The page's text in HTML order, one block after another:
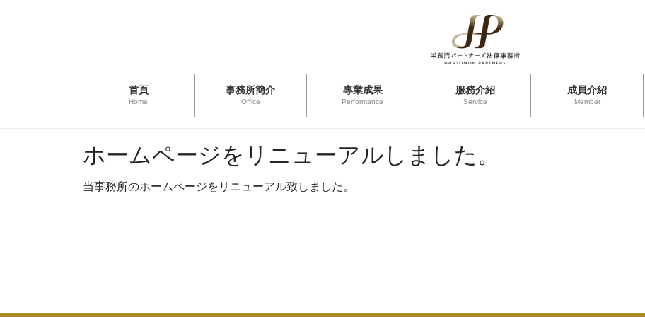
首頁
Home
事務所簡介
Office
專業成果
Performance
服務介紹
Service
成員介紹
Member
ホームページをリニューアルしました。
当事務所のホームページをリニューアル致しました。